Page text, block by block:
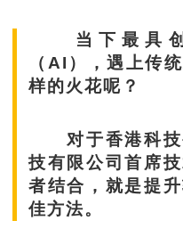
当下最具创
（AI），遇上传
样的火花呢？
对于香港科技
技有限公司首席
者结合，就是提
佳方法。